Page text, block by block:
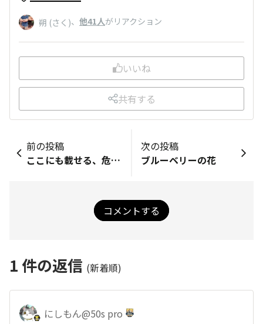
朔 (さく)、 他41人がリアクション
いいね
共有する
前の投稿
ここにも載せる、危険なＷｉＦｉ
次の投稿
ブルーベリーの花
コメントする
1 件の返信 (新着順)
にしもん@50s pro